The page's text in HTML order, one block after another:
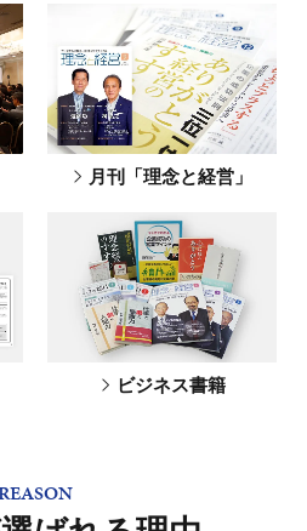
月刊「理念と経営」
ビジネス書籍